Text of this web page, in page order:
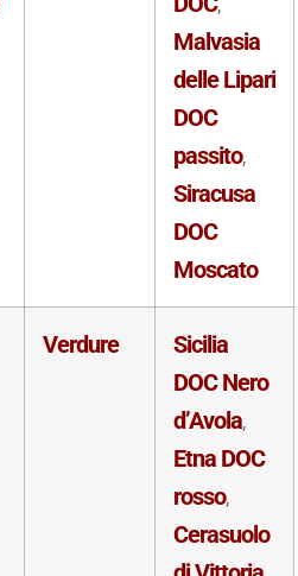
,
Malvasia
delle Lipari
DOC
passito,
Siracusa
DOC
Moscato
Verdure
Sicilia
DOC Nero
d’Avola,
Etna DOC
rosso,
Cerasuolo